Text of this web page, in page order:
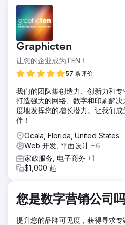
挑战
网站整体性能的提高。
解决方案
每天根据本报告持续进行网站审核
复的标题标签、内容问题、4xx
纠正它们。仅举几例，为所有内容
结果
进行中
前往营销公
Graphicten
让您的企业成为TEN！
57 条评价
我们的团队集创造力、创新力和
打造强大的网络、数字和印刷解
度地发挥您的增长潜力。让我们
伴！
Ocala, Florida, United States
Web 开发, 平面设计 +6
家政服务, 电子商务 +1
$1,000 起
您是数字营销公司
提升您的品牌可见度，获得寻求